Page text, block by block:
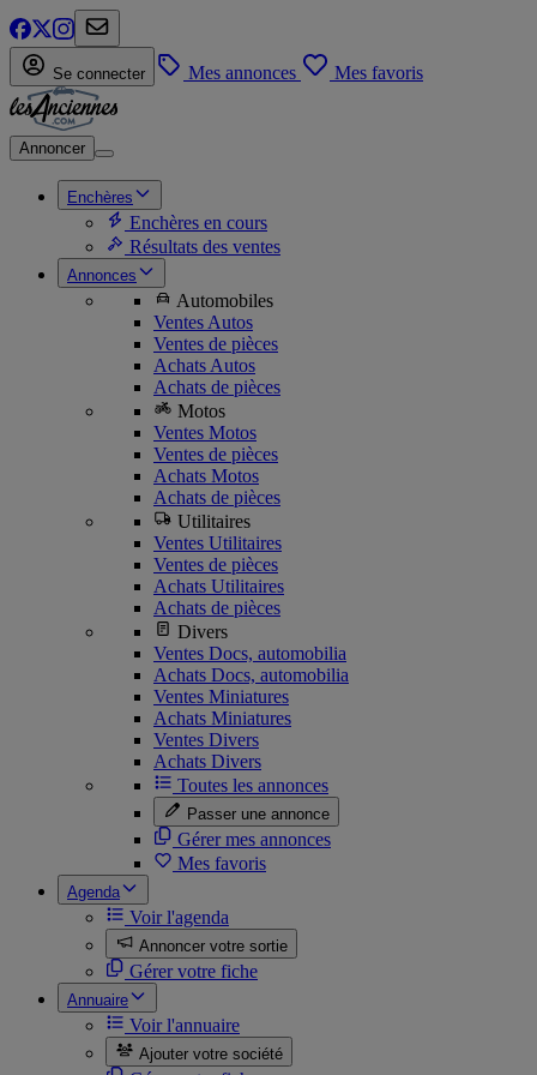
Se connecter Mes annonces Mes favoris
Annoncer
Enchères
Enchères en cours
Résultats des ventes
Annonces
Automobiles
Ventes Autos
Ventes de pièces
Achats Autos
Achats de pièces
Motos
Ventes Motos
Ventes de pièces
Achats Motos
Achats de pièces
Utilitaires
Ventes Utilitaires
Ventes de pièces
Achats Utilitaires
Achats de pièces
Divers
Ventes Docs, automobilia
Achats Docs, automobilia
Ventes Miniatures
Achats Miniatures
Ventes Divers
Achats Divers
Toutes les annonces
Passer une annonce
Gérer mes annonces
Mes favoris
Agenda
Voir l'agenda
Annoncer votre sortie
Gérer votre fiche
Annuaire
Voir l'annuaire
Ajouter votre société